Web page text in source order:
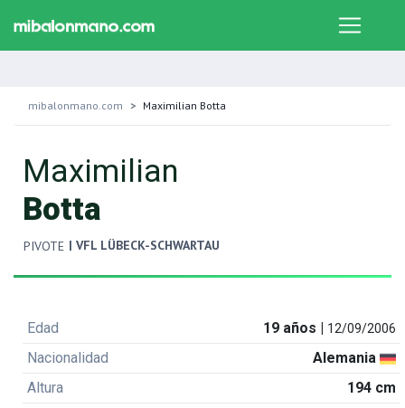
mibalonmano.com Maximilian Botta
Maximilian
Botta
PIVOTE | VFL LÜBECK-SCHWARTAU
Edad 19 años | 12/09/2006
Nacionalidad
Alemania
Altura
194 cm